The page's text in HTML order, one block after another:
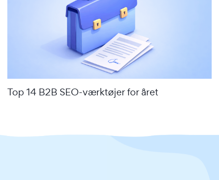
Top 14 B2B SEO-værktøjer for året